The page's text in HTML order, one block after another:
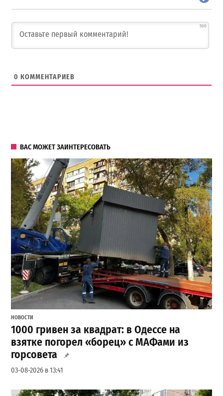
500
0 КОММЕНТАРИЕВ
ВАС МОЖЕТ ЗАИНТЕРЕСОВАТЬ
НОВОСТИ
1000 гривен за квадрат: в Одессе на
взятке погорел «борец» с МАФами из
горсовета
03-08-2026 в 13:41